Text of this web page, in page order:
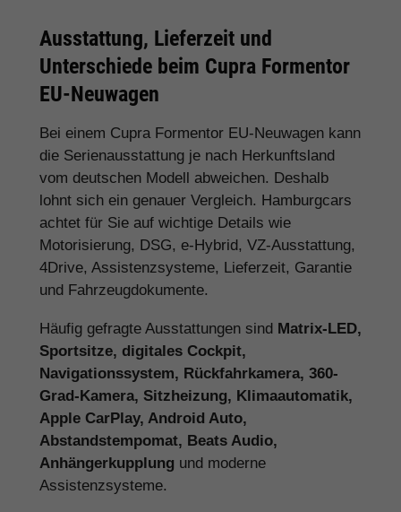
Ausstattung, Lieferzeit und
Unterschiede beim Cupra Formentor
EU-Neuwagen
Bei einem Cupra Formentor EU-Neuwagen kann
die Serienausstattung je nach Herkunftsland
vom deutschen Modell abweichen. Deshalb
lohnt sich ein genauer Vergleich. Hamburgcars
achtet für Sie auf wichtige Details wie
Motorisierung, DSG, e-Hybrid, VZ-Ausstattung,
4Drive, Assistenzsysteme, Lieferzeit, Garantie
und Fahrzeugdokumente.
Häufig gefragte Ausstattungen sind Matrix-LED,
Sportsitze, digitales Cockpit,
Navigationssystem, Rückfahrkamera, 360-
Grad-Kamera, Sitzheizung, Klimaautomatik,
Apple CarPlay, Android Auto,
Abstandstempomat, Beats Audio,
Anhängerkupplung und moderne
Assistenzsysteme.